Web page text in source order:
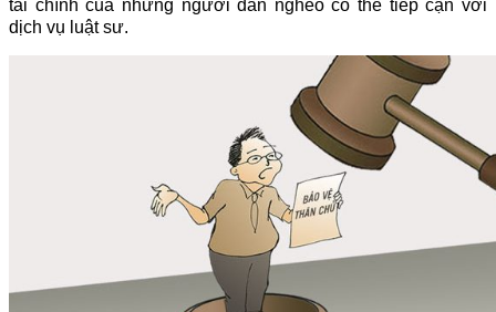
tài chính của những người dân nghèo có thể tiếp cận với
dịch vụ luật sư.